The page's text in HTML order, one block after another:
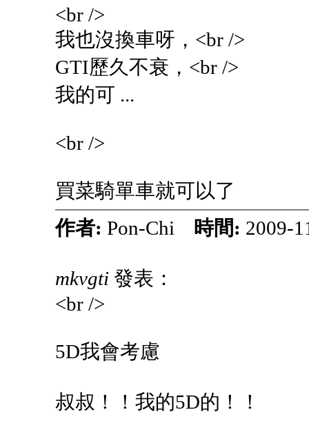
<br />
我也沒換車呀，<br />
GTI歷久不衰，<br />
我的可 ...
<br />
買菜騎單車就可以了
作者: Pon-Chi 時間: 2009-
mkvgti 發表：
<br />
5D我會考慮
叔叔！！我的5D的！！